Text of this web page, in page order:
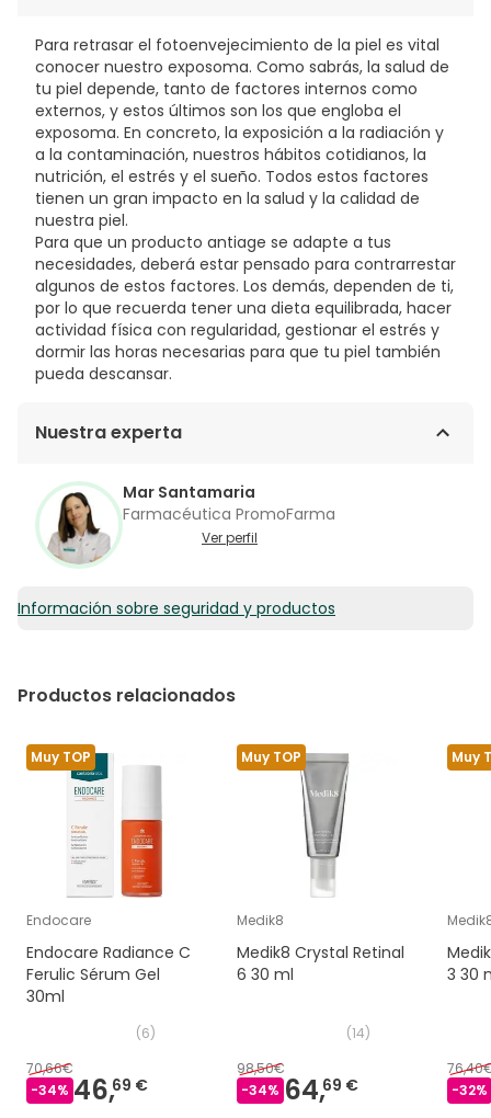
LEONTOPODIUM ALPINUM CALLUS CULTURE EXTRACT,
CERA ALBA, SODIUM BENZOATE, GLYCERYL
UNDECYLENATE, XANTHAN GUM, CITRIC ACID, ILLITE,
BENZOIC ACID, TOCOPHEROL, KAOLIN, LAMINARIA
DIGITATA EXTRACT, UNDARIA PINNATIFIDA EXTRACT,
MONTMORILLONITE, GLYCINE SOJA OIL.
Para retrasar el fotoenvejecimiento de la piel es vital
conocer nuestro exposoma. Como sabrás, la salud de
tu piel depende, tanto de factores internos como
externos, y estos últimos son los que engloba el
exposoma. En concreto, la exposición a la radiación y
a la contaminación, nuestros hábitos cotidianos, la
nutrición, el estrés y el sueño. Todos estos factores
tienen un gran impacto en la salud y la calidad de
nuestra piel.
Para que un producto antiage se adapte a tus
necesidades, deberá estar pensado para contrarrestar
algunos de estos factores. Los demás, dependen de ti,
por lo que recuerda tener una dieta equilibrada, hacer
actividad física con regularidad, gestionar el estrés y
dormir las horas necesarias para que tu piel también
pueda descansar.
Nuestra experta
Mar Santamaria
Farmacéutica PromoFarma
Ver perfil
Información sobre seguridad y productos
Productos relacionados
Muy TOP
Endocare
Endocare Radiance C
Ferulic Sérum Gel
30ml
(6)
70,66€
-34% 46,69 €
Muy TOP
Medik8
Medik8 Crystal Retinal
6 30 ml
(14)
98,50€
-34% 64,69 €
Muy
3 30
-32%